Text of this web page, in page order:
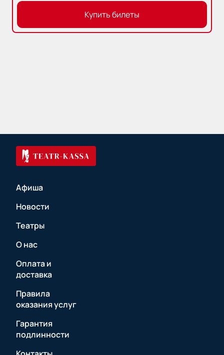
Купить билеты
Афиша
Новости
Театры
О нас
Оплата и
доставка
Правила
оказания услуг
Гарантия
подлинности